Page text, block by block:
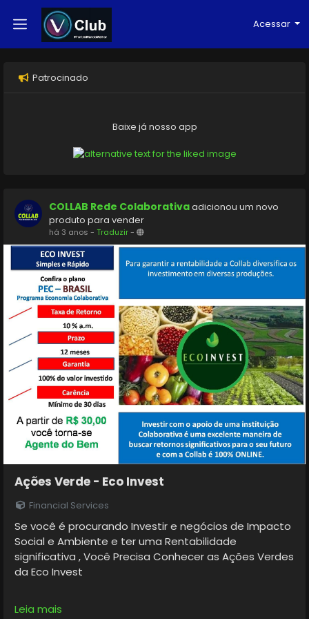
Acessar
Patrocinado
Baixe já nosso app
COLLAB Rede Colaborativaadicionou um novo
produto para vender
há 3 anos - Traduzir-
Ações Verde - Eco Invest
Financial Services
Se você é procurando Investir e negócios de Impacto
Social e Ambiente e ter uma Rentabilidade
significativa , Você Precisa Conhecer as Ações Verdes
da Eco Invest
INVISTA EM UM AMANHÃ MELHOR
Leia mais